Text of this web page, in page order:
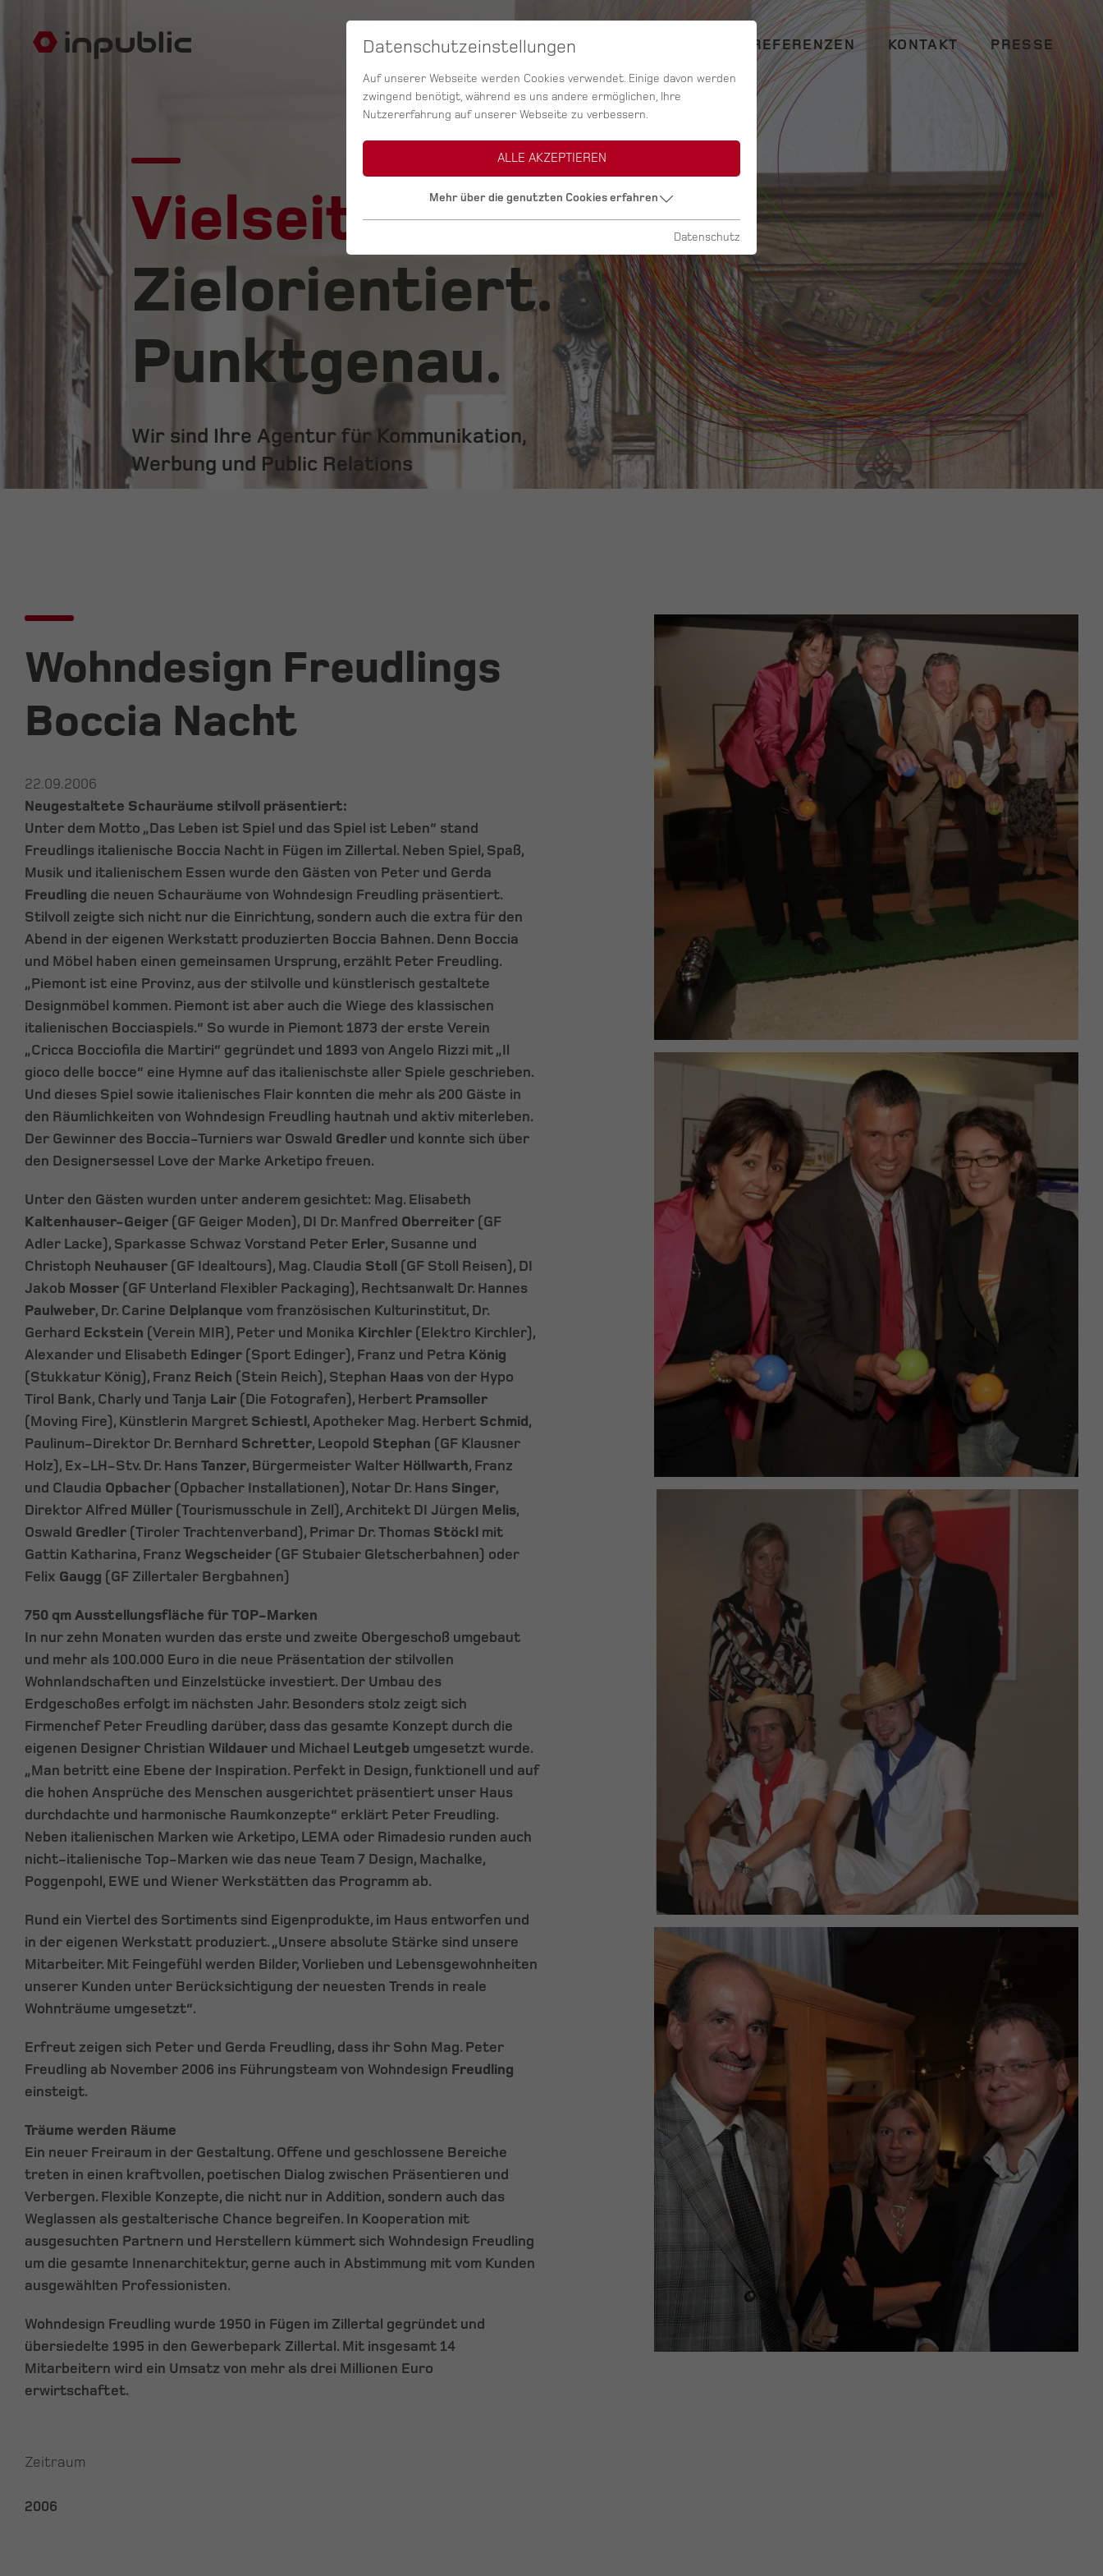
SERVICES AGENTUR REFERENZEN KONTAKT PRESSE
Vielseitig.
Zielorientiert.
Punktgenau.
Wir sind Ihre Agentur für Kommunikation,
Werbung und Public Relations
Wohndesign Freudlings
Boccia Nacht
22.09.2006
Neugestaltete Schauräume stilvoll präsentiert:
Unter dem Motto „Das Leben ist Spiel und das Spiel ist Leben“ stand
Freudlings italienische Boccia Nacht in Fügen im Zillertal. Neben Spiel, Spaß,
Musik und italienischem Essen wurde den Gästen von Peter und Gerda
Freudling die neuen Schauräume von Wohndesign Freudling präsentiert.
Stilvoll zeigte sich nicht nur die Einrichtung, sondern auch die extra für den
Abend in der eigenen Werkstatt produzierten Boccia Bahnen. Denn Boccia
und Möbel haben einen gemeinsamen Ursprung, erzählt Peter Freudling.
„Piemont ist eine Provinz, aus der stilvolle und künstlerisch gestaltete
Designmöbel kommen. Piemont ist aber auch die Wiege des klassischen
italienischen Bocciaspiels.“ So wurde in Piemont 1873 der erste Verein
„Cricca Bocciofila die Martiri“ gegründet und 1893 von Angelo Rizzi mit „Il
gioco delle bocce“ eine Hymne auf das italienischste aller Spiele geschrieben.
Und dieses Spiel sowie italienisches Flair konnten die mehr als 200 Gäste in
den Räumlichkeiten von Wohndesign Freudling hautnah und aktiv miterleben.
Der Gewinner des Boccia-Turniers war Oswald Gredler und konnte sich über
den Designersessel Love der Marke Arketipo freuen.
Unter den Gästen wurden unter anderem gesichtet: Mag. Elisabeth
Kaltenhauser-Geiger (GF Geiger Moden), DI Dr. Manfred Oberreiter (GF
Adler Lacke), Sparkasse Schwaz Vorstand Peter Erler, Susanne und
Christoph Neuhauser (GF Idealtours), Mag. Claudia Stoll (GF Stoll Reisen), DI
Jakob Mosser (GF Unterland Flexibler Packaging), Rechtsanwalt Dr. Hannes
Paulweber, Dr. Carine Delplanque vom französischen Kulturinstitut, Dr.
Gerhard Eckstein (Verein MIR), Peter und Monika Kirchler (Elektro Kirchler),
Alexander und Elisabeth Edinger (Sport Edinger), Franz und Petra König
(Stukkatur König), Franz Reich (Stein Reich), Stephan Haasvon der Hypo
Tirol Bank, Charly und Tanja Lair (Die Fotografen), Herbert Pramsoller
(Moving Fire), Künstlerin Margret Schiestl, Apotheker Mag. Herbert Schmid,
Paulinum-Direktor Dr. Bernhard Schretter, Leopold Stephan (GF Klausner
Holz), Ex-LH-Stv. Dr. HansTanzer, Bürgermeister Walter Höllwarth, Franz
und Claudia Opbacher (Opbacher Installationen), Notar Dr. Hans Singer,
Direktor Alfred Müller (Tourismusschule in Zell), Architekt DI Jürgen Melis,
Oswald Gredler (Tiroler Trachtenverband), Primar Dr. Thomas Stöckl mit
Gattin Katharina, Franz Wegscheider (GF Stubaier Gletscherbahnen) oder
Felix Gaugg (GF Zillertaler Bergbahnen)
750 qm Ausstellungsfläche für TOP-Marken
In nur zehn Monaten wurden das erste und zweite Obergeschoß umgebaut
und mehr als 100.000 Euro in die neue Präsentation der stilvollen
Wohnlandschaften und Einzelstücke investiert. Der Umbau des
Erdgeschoßes erfolgt im nächsten Jahr. Besonders stolz zeigt sich
Firmenchef Peter Freudling darüber, dass das gesamte Konzept durch die
eigenen Designer Christian Wildauer und Michael Leutgeb umgesetzt wurde.
„Man betritt eine Ebene der Inspiration. Perfekt in Design, funktionell und auf
die hohen Ansprüche des Menschen ausgerichtet präsentiert unser Haus
durchdachte und harmonische Raumkonzepte“ erklärt Peter Freudling.
Neben italienischen Marken wie Arketipo, LEMA oder Rimadesio runden auch
nicht-italienische Top-Marken wie das neue Team 7 Design, Machalke,
Poggenpohl, EWE und Wiener Werkstätten das Programm ab.
Rund ein Viertel des Sortiments sind Eigenprodukte, im Haus entworfen und
in der eigenen Werkstatt produziert. „Unsere absolute Stärke sind unsere
Mitarbeiter. Mit Feingefühl werden Bilder, Vorlieben und Lebensgewohnheiten
unserer Kunden unter Berücksichtigung der neuesten Trends in reale
Wohnträume umgesetzt“.
Erfreut zeigen sich Peter und Gerda Freudling, dass ihr Sohn Mag. Peter
Freudling ab November 2006 ins Führungsteam von Wohndesign Freudling
einsteigt.
Träume werden Räume
Ein neuer Freiraum in der Gestaltung. Offene und geschlossene Bereiche
treten in einen kraftvollen, poetischen Dialog zwischen Präsentieren und
Verbergen. Flexible Konzepte, die nicht nur in Addition, sondern auch das
Weglassen als gestalterische Chance begreifen. In Kooperation mit
ausgesuchten Partnern und Herstellern kümmert sich Wohndesign Freudling
um die gesamte Innenarchitektur, gerne auch in Abstimmung mit vom Kunden
ausgewählten Professionisten.
Wohndesign Freudling wurde 1950 in Fügen im Zillertal gegründet und
übersiedelte 1995 in den Gewerbepark Zillertal. Mit insgesamt 14
Mitarbeitern wird ein Umsatz von mehr als drei Millionen Euro
erwirtschaftet.
Zeitraum
2006
Datenschutzeinstellungen
Auf unserer Webseite werden Cookies verwendet. Einige davon werden
zwingend benötigt, während es uns andere ermöglichen, Ihre
Nutzererfahrung auf unserer Webseite zu verbessern.
ALLE AKZEPTIEREN
Mehr über die genutzten Cookies erfahren
Datenschutz